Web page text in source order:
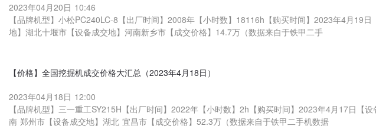
2023年04月20日 10:46
【品牌机型】小松PC240LC-8【出厂时间】2008年【小时数】18116h【购买时间】2023年4月19日
地】湖北十堰市【设备成交地】河南新乡市【成交价格】14.7万（数据来自于铁甲二手
【价格】全国挖掘机成交价格大汇总（2023年4月18日）
2023年04月18日 12:00
【品牌机型】三一重工SY215H【出厂时间】2022年【小时数】2h【购买时间】2023年4月17日【
南 郑州市【设备成交地】湖北 宜昌市【成交价格】52.3万（数据来自于铁甲二手机数据